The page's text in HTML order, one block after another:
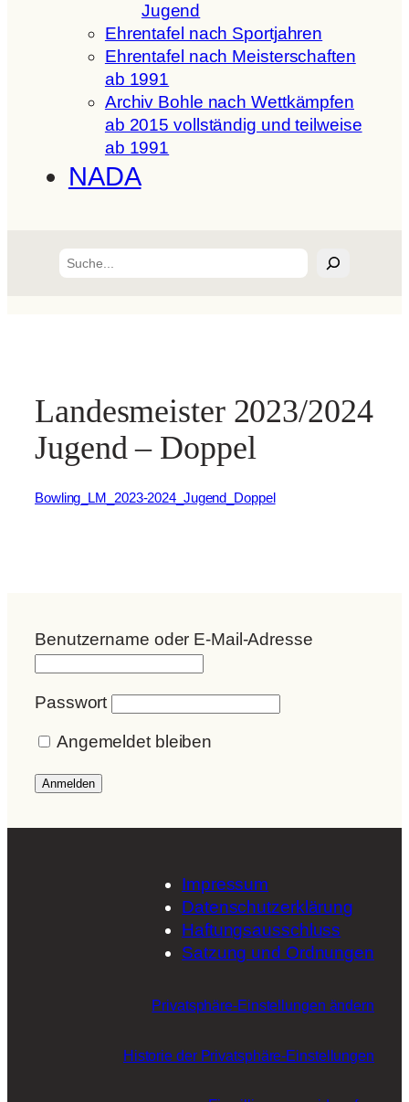
Jugend
Ehrentafel nach Sportjahren
Ehrentafel nach Meisterschaften
ab 1991
Archiv Bohle nach Wettkämpfen
ab 2015 vollständig und teilweise
ab 1991
NADA
Suchen
Landesmeister 2023/2024
Jugend – Doppel
Bowling_LM_2023-2024_Jugend_Doppel
Benutzername oder E-Mail-Adresse
Passwort
Angemeldet bleiben
Impressum
Datenschutzerklärung
Haftungsausschluss
Satzung und Ordnungen
Privatsphäre-Einstellungen ändern
Historie der Privatsphäre-Einstellungen